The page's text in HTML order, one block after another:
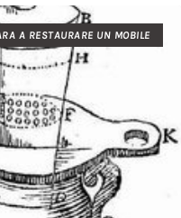
A RESTAURARE UN MOBILE